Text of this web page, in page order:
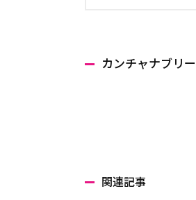
カンチャナブリ
関連記事